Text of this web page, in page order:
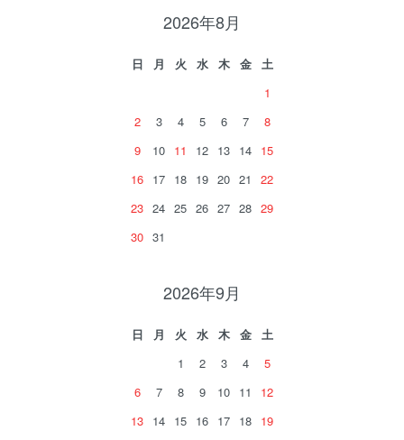
2026年8月
日 月 火 水 木 金
土
1
2
3 4 5 6 7
8
9
10 11 12 13 14 15
16 17 18 19 20 21
22
23 24 25 26 27 28 29
30 31
2026年9月
日 月 火 水 木 金
土
1
2 3 4
5
6
7 8 9 10 11
12
13 14 15 16 17 18 19